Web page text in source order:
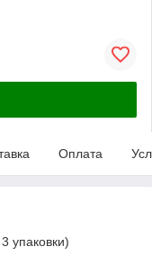
Оплата
упаковки)